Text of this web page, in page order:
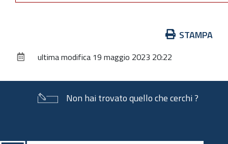
documento
STAMPA
ultima modifica 19 maggio 2023 20:22
Non hai trovato quello che cerchi ?